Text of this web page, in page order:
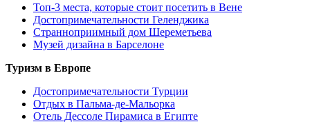
Топ-3 места, которые стоит посетить в Вене
Достопримечательности Геленджика
Странноприимный дом Шереметьева
Музей дизайна в Барселоне
Туризм в Европе
Достопримечательности Турции
Отдых в Пальма-де-Мальорка
Отель Дессоле Пирамиса в Египте